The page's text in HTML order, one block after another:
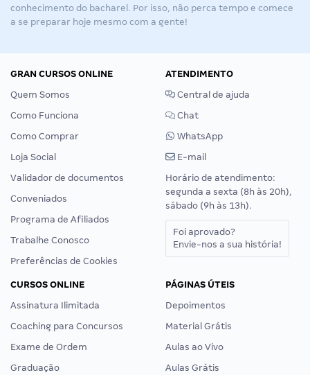
conhecimento do bacharel. Por isso, não perca tempo e comece
a se preparar hoje mesmo com a gente!
GRAN CURSOS ONLINE
Quem Somos
Como Funciona
Como Comprar
Loja Social
Validador de documentos
Conveniados
Programa de Afiliados
Trabalhe Conosco
Preferências de Cookies
ATENDIMENTO
Central de ajuda
Chat
WhatsApp
E-mail
Horário de atendimento:
segunda a sexta (8h às 20h),
sábado (9h às 13h).
Foi aprovado?
Envie-nos a sua história!
CURSOS ONLINE
Assinatura Ilimitada
Coaching para Concursos
Exame de Ordem
Graduação
PÁGINAS ÚTEIS
Depoimentos
Material Grátis
Aulas ao Vivo
Aulas Grátis